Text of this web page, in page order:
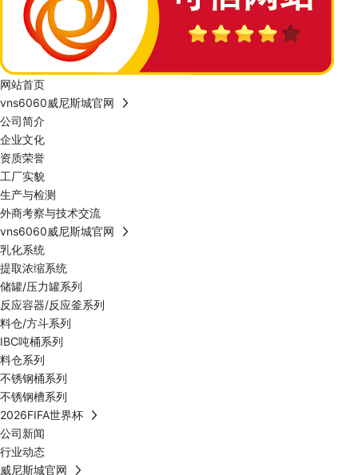
网站首页
vns6060威尼斯城官网
公司简介
企业文化
资质荣誉
工厂实貌
生产与检测
外商考察与技术交流
vns6060威尼斯城官网
乳化系统
提取浓缩系统
储罐/压力罐系列
反应容器/反应釜系列
料仓/方斗系列
IBC吨桶系列
料仓系列
不锈钢桶系列
不锈钢槽系列
2026FIFA世界杯
公司新闻
行业动态
威尼斯城官网